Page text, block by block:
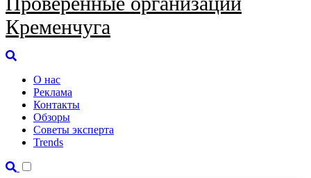
Кременчуга
О нас
Реклама
Контакты
Обзоры
Советы эксперта
Trends